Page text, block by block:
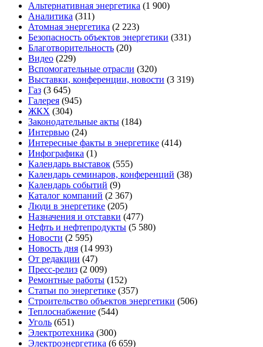
Альтернативная энергетика (1 900)
Аналитика (311)
Атомная энергетика (2 223)
Безопасность объектов энергетики (331)
Благотворительность (20)
Видео (229)
Вспомогательные отрасли (320)
Выставки, конференции, новости (3 319)
Газ (3 645)
Галерея (945)
ЖКХ (304)
Законодательные акты (184)
Интервью (24)
Интересные факты в энергетике (414)
Инфографика (1)
Календарь выставок (555)
Календарь семинаров, конференций (38)
Календарь событий (9)
Каталог компаний (2 367)
Люди в энергетике (205)
Назначения и отставки (477)
Нефть и нефтепродукты (5 580)
Новости (2 595)
Новость дня (14 993)
От редакции (47)
Пресс-релиз (2 009)
Ремонтные работы (152)
Статьи по энергетике (357)
Строительство объектов энергетики (506)
Теплоснабжение (544)
Уголь (651)
Электротехника (300)
Электроэнергетика (6 659)